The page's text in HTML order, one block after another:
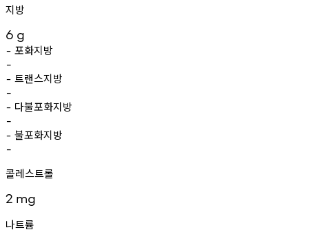
지방
6 g
- 포화지방
-
- 트랜스지방
-
- 다불포화지방
-
- 불포화지방
-
콜레스트롤
2 mg
나트륨